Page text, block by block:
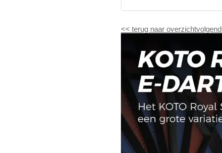
<< terug naar overzicht